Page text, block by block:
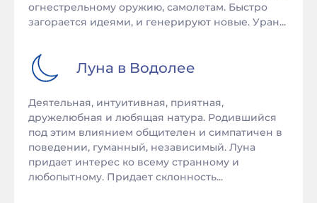
огнестрельному оружию, самолетам. Быстро
загорается идеями, и генерируют новые. Уран...
Луна в Водолее
Деятельная, интуитивная, приятная,
дружелюбная и любящая натура. Родившийся
под этим влиянием общителен и симпатичен в
поведении, гуманный, независимый. Луна
придает интерес ко всему странному и
любопытному. Придает склонность...